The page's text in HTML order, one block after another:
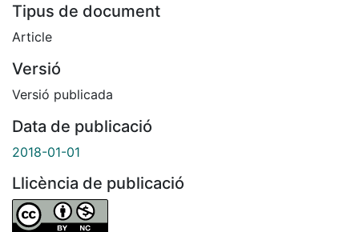
Tipus de document
Article
Versió
Versió publicada
Data de publicació
2018-01-01
Llicència de publicació